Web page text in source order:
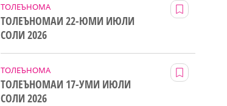
ТОЛЕЪНОМА
ТОЛЕЪНОМАИ 22-ЮМИ ИЮЛИ
СОЛИ 2026
ТОЛЕЪНОМА
ТОЛЕЪНОМАИ 17-УМИ ИЮЛИ
СОЛИ 2026